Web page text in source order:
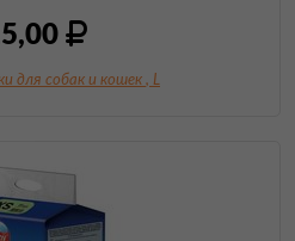
для собак и кошек , L